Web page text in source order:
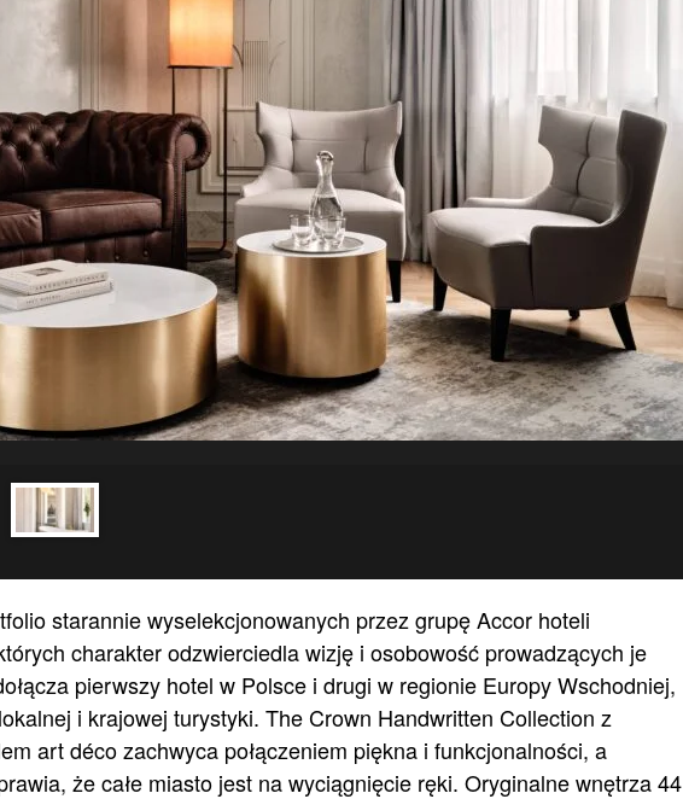
starannie wyselekcjonowanych przez grupę Accor hoteli
charakter odzwierciedla wizję i osobowość prowadzących je
pierwszy hotel w Polsce i drugi w regionie Europy Wschodniej,
i krajowej turystyki. The Crown Handwritten Collection z
art déco zachwyca połączeniem piękna i funkcjonalności, a
że całe miasto jest na wyciągnięcie ręki. Oryginalne wnętrza 44